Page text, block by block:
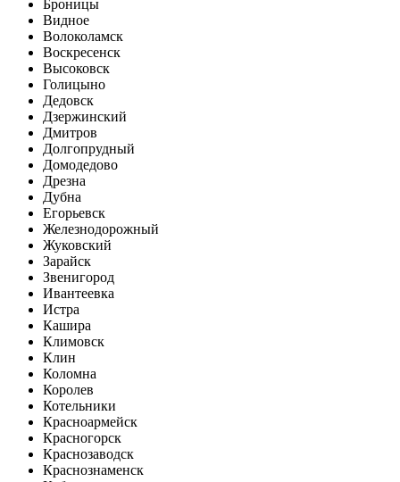
Броницы
Видное
Волоколамск
Воскресенск
Высоковск
Голицыно
Дедовск
Дзержинский
Дмитров
Долгопрудный
Домодедово
Дрезна
Дубна
Егорьевск
Железнодорожный
Жуковский
Зарайск
Звенигород
Ивантеевка
Истра
Кашира
Климовск
Клин
Коломна
Королев
Котельники
Красноармейск
Красногорск
Краснозаводск
Краснознаменск